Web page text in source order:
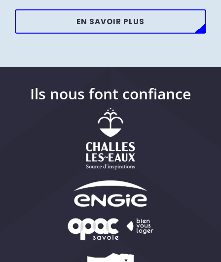
EN SAVOIR PLUS
Ils nous font confiance